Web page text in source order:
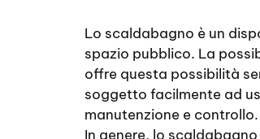
Lo scaldabagno è un
spazio pubblico. La
offre questa possibilità
soggetto facilmente ad
manutenzione e controllo.
In genere, lo